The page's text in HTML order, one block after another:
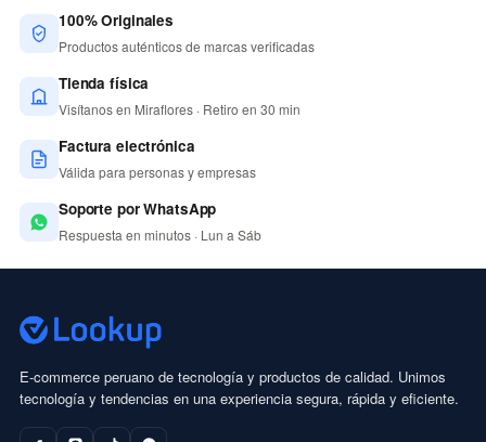
100% Originales
Productos auténticos de marcas verificadas
Tienda física
Visítanos en Miraflores · Retiro en 30 min
Factura electrónica
Válida para personas y empresas
Soporte por WhatsApp
Respuesta en minutos · Lun a Sáb
E-commerce peruano de tecnología y productos de calidad. Unimos
tecnología y tendencias en una experiencia segura, rápida y eficiente.